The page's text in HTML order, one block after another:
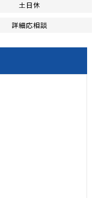
土日休
詳細応相談